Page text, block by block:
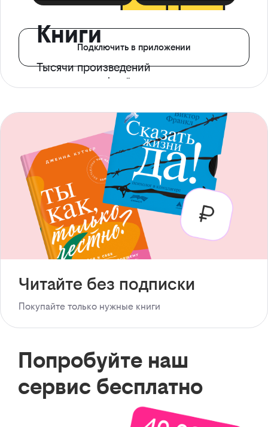
Книги
Тысячи произведений
с доступом офлайн
Подключить в приложении
Читайте без подписки
Покупайте только нужные книги
Попробуйте наш
сервис бесплатно